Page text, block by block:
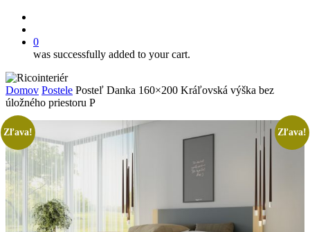
0
was successfully added to your cart.
Domov Postele Posteľ Danka 160×200 Kráľovská výška bez
úložného priestoru P
Zľava! Zľava!